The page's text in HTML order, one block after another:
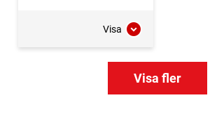
Visa
Visa fler